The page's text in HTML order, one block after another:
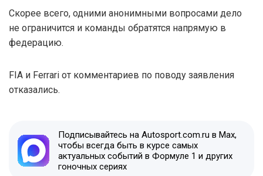
Скорее всего, одними анонимными вопросами дело
не ограничится и команды обратятся напрямую в
федерацию.
FIA и Ferrari от комментариев по поводу заявления
отказались.
Подписывайтесь на Autosport.com.ru в Max,
чтобы всегда быть в курсе самых
актуальных событий в Формуле 1 и других
гоночных сериях